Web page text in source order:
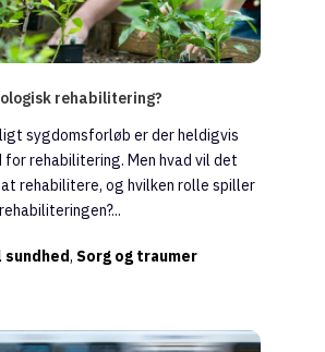
rehabilitering?
sygdomsforløb er der heldigvis
rehabilitering. Men hvad vil det
rehabilitere, og hvilken rolle spiller
sundhed, Sorg og traumer